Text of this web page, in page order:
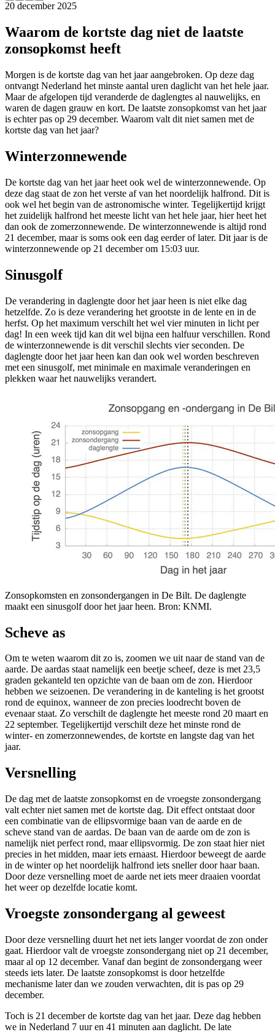
20 december 2025
Waarom de kortste dag niet de laatste
zonsopkomst heeft
Morgen is de kortste dag van het jaar aangebroken. Op deze dag
ontvangt Nederland het minste aantal uren daglicht van het hele jaar.
Maar de afgelopen tijd veranderde de daglengtes al nauwelijks, en
waren de dagen grauw en kort. De laatste zonsopkomst van het jaar
is echter pas op 29 december. Waarom valt dit niet samen met de
kortste dag van het jaar?
Winterzonnewende
De kortste dag van het jaar heet ook wel de winterzonnewende. Op
deze dag staat de zon het verste af van het noordelijk halfrond. Dit is
ook wel het begin van de astronomische winter. Tegelijkertijd krijgt
het zuidelijk halfrond het meeste licht van het hele jaar, hier heet het
dan ook de zomerzonnewende. De winterzonnewende is altijd rond
21 december, maar is soms ook een dag eerder of later. Dit jaar is de
winterzonnewende op 21 december om 15:03 uur.
Sinusgolf
De verandering in daglengte door het jaar heen is niet elke dag
hetzelfde. Zo is deze verandering het grootste in de lente en in de
herfst. Op het maximum verschilt het wel vier minuten in licht per
dag! In een week tijd kan dit wel bijna een halfuur verschillen. Rond
de winterzonnewende is dit verschil slechts vier seconden. De
daglengte door het jaar heen kan dan ook wel worden beschreven
met een sinusgolf, met minimale en maximale veranderingen en
plekken waar het nauwelijks verandert.
Zonsopkomsten en zonsondergangen in De Bilt. De daglengte
maakt een sinusgolf door het jaar heen. Bron: KNMI.
Scheve as
Om te weten waarom dit zo is, zoomen we uit naar de stand van de
aarde. De aardas staat namelijk een beetje scheef, deze is met 23,5
graden gekanteld ten opzichte van de baan om de zon. Hierdoor
hebben we seizoenen. De verandering in de kanteling is het grootst
rond de equinox, wanneer de zon precies loodrecht boven de
evenaar staat. Zo verschilt de daglengte het meeste rond 20 maart en
22 september. Tegelijkertijd verschilt deze het minste rond de
winter- en zomerzonnewendes, de kortste en langste dag van het
jaar.
Versnelling
De dag met de laatste zonsopkomst en de vroegste zonsondergang
valt echter niet samen met de kortste dag. Dit effect ontstaat door
een combinatie van de ellipsvormige baan van de aarde en de
scheve stand van de aardas. De baan van de aarde om de zon is
namelijk niet perfect rond, maar ellipsvormig. De zon staat hier niet
precies in het midden, maar iets ernaast. Hierdoor beweegt de aarde
in de winter op het noordelijk halfrond iets sneller door haar baan.
Door deze versnelling moet de aarde net iets meer draaien voordat
het weer op dezelfde locatie komt.
Vroegste zonsondergang al geweest
Door deze versnelling duurt het net iets langer voordat de zon onder
gaat. Hierdoor valt de vroegste zonsondergang niet op 21 december,
maar al op 12 december. Vanaf dan begint de zonsondergang weer
steeds iets later. De laatste zonsopkomst is door hetzelfde
mechanisme later dan we zouden verwachten, dit is pas op 29
december.
Toch is 21 december de kortste dag van het jaar. Deze dag hebben
we in Nederland 7 uur en 41 minuten aan daglicht. De late